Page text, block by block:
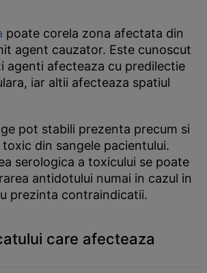
poate corela zona afectata din
agent cauzator. Este cunoscut
agenti afecteaza cu predilectie
iar altii afecteaza spatiul
pot stabili prezenta precum si
din sangele pacientului.
serologica a toxicului se poate
antidotului numai in cazul in
prezinta contraindicatii.
care afecteaza